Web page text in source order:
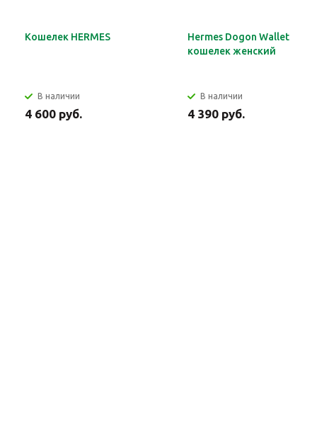
Кошелек HERMES
В наличии
4 600 руб.
Hermes Dogon Wallet
кошелек женский
В наличии
4 390 руб.